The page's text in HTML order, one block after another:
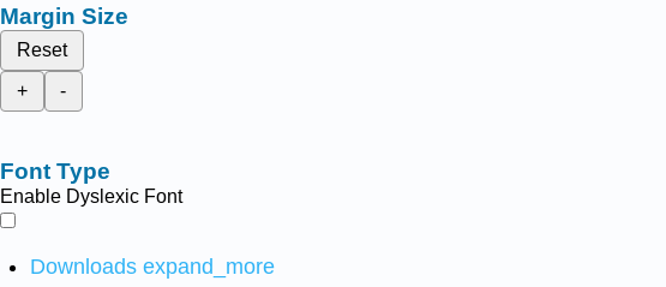
Margin Size
Reset
+
-
Font Type
Enable Dyslexic Font
Downloads expand_more